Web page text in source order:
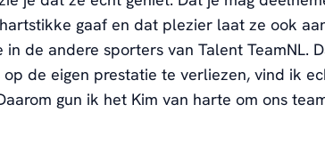
gaaf en dat plezier laat ze ook
in de andere sporters van Talent TeamNL.
op de eigen prestatie te verliezen, vind ik
gun ik het Kim van harte om ons